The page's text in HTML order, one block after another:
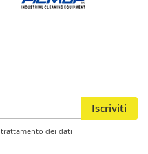
dei dati
Iscriviti